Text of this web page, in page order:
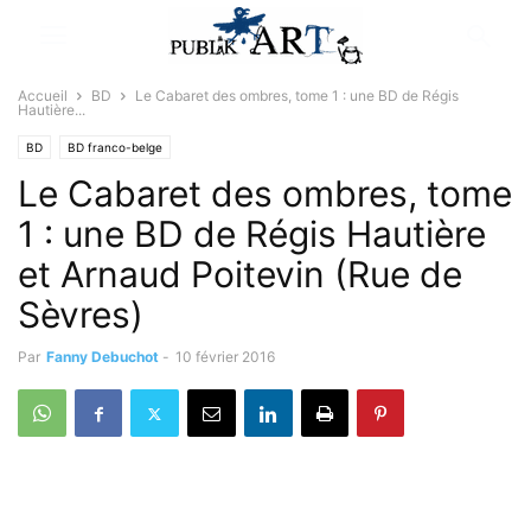
Accueil BD
Le Cabaret des ombres, tome 1 : une BD de Régis
Hautière...
BD BD franco-belge
Le Cabaret des ombres, tome
1 : une BD de Régis Hautière
et Arnaud Poitevin (Rue de
Sèvres)
Par Fanny Debuchot - 10 février 2016